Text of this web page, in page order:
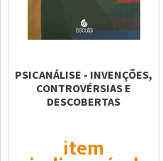
PSICANÁLISE - INVENÇÕES,
CONTROVÉRSIAS E
DESCOBERTAS
item